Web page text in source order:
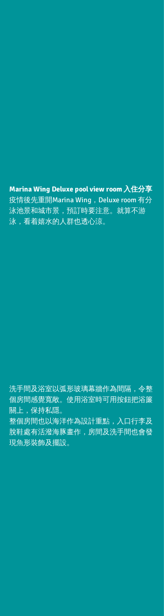
Marina Wing Deluxe pool view room 入住分享
疫情後先重開Marina Wing，Deluxe room 有分
泳池景和城市景，預訂時要注意。就算不游
泳，看着嬉水的人群也透心涼。
洗手間及浴室以弧形玻璃幕牆作為間隔，令整
個房間感覺寬敞。使用浴室時可用按鈕把浴簾
關上，保持私隱。
整個房間也以海洋作為設計重點，入口行李及
脫鞋處有活潑海豚畫作，房間及洗手間也會發
現魚形裝飾及擺設。